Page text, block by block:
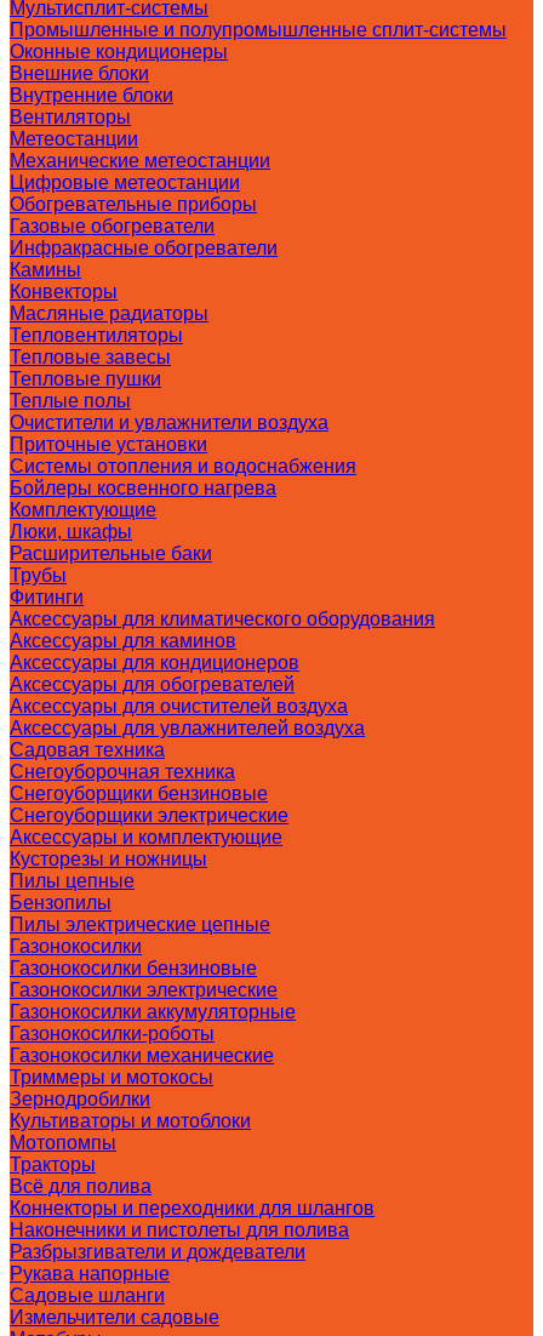
Мультисплит-системы
Промышленные и полупромышленные сплит-системы
Оконные кондиционеры
Внешние блоки
Внутренние блоки
Вентиляторы
Метеостанции
Механические метеостанции
Цифровые метеостанции
Обогревательные приборы
Газовые обогреватели
Инфракрасные обогреватели
Камины
Конвекторы
Масляные радиаторы
Тепловентиляторы
Тепловые завесы
Тепловые пушки
Теплые полы
Очистители и увлажнители воздуха
Приточные установки
Системы отопления и водоснабжения
Бойлеры косвенного нагрева
Комплектующие
Люки, шкафы
Расширительные баки
Трубы
Фитинги
Аксессуары для климатического оборудования
Аксессуары для каминов
Аксессуары для кондиционеров
Аксессуары для обогревателей
Аксессуары для очистителей воздуха
Аксессуары для увлажнителей воздуха
Садовая техника
Снегоуборочная техника
Снегоуборщики бензиновые
Снегоуборщики электрические
Аксессуары и комплектующие
Кусторезы и ножницы
Пилы цепные
Бензопилы
Пилы электрические цепные
Газонокосилки
Газонокосилки бензиновые
Газонокосилки электрические
Газонокосилки аккумуляторные
Газонокосилки-роботы
Газонокосилки механические
Триммеры и мотокосы
Зернодробилки
Культиваторы и мотоблоки
Мотопомпы
Тракторы
Всё для полива
Коннекторы и переходники для шлангов
Наконечники и пистолеты для полива
Разбрызгиватели и дождеватели
Рукава напорные
Садовые шланги
Измельчители садовые